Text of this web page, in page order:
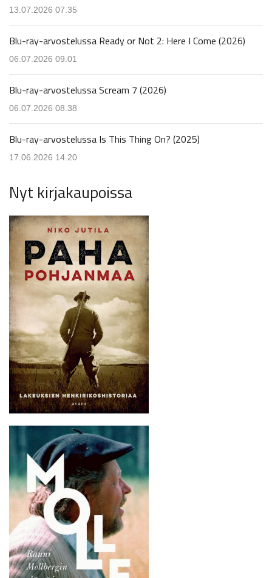
13.07.2026 07.35
Blu-ray-arvostelussa Ready or Not 2: Here I Come (2026)
06.07.2026 09.01
Blu-ray-arvostelussa Scream 7 (2026)
06.07.2026 08.38
Blu-ray-arvostelussa Is This Thing On? (2025)
17.06.2026 14.20
Nyt kirjakaupoissa